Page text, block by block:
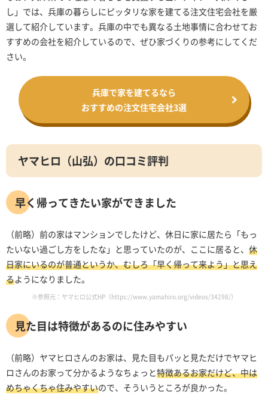
し」では、兵庫の暮らしにピッタリな家を建てる注文住宅会社を厳
選して紹介しています。兵庫の中でも異なる土地事情に合わせてお
すすめの会社を紹介しているので、ぜひ家づくりの参考にしてくだ
さい。
兵庫で家を建てるなら
おすすめの注文住宅会社3選
ヤマヒロ（山弘）の口コミ評判
早く帰ってきたい家ができました
（前略）前の家はマンションでしたけど、休日に家に居たら「もっ
たいない過ごし方をしたな」と思っていたのが、ここに居ると、 休
日家にいるのが普通というか、むしろ「早く帰って来よう」と思え
るようになりました。
※参照元：ヤマヒロ公式HP（https://www.yamahiro.org/videos/34298/）
見た目は特徴があるのに住みやすい
（前略）ヤマヒロさんのお家は、見た目もパッと見ただけでヤマヒ
ロさんのお家って分かるようなちょっと特徴あるお家だけど、中は
めちゃくちゃ住みやすいので、そういうところが良かった。